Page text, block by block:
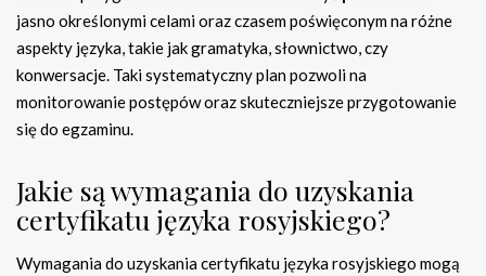
jasno określonymi celami oraz czasem poświęconym na różne
aspekty języka, takie jak gramatyka, słownictwo, czy
konwersacje. Taki systematyczny plan pozwoli na
monitorowanie postępów oraz skuteczniejsze przygotowanie
się do egzaminu.
Jakie są wymagania do uzyskania
certyfikatu języka rosyjskiego?
Wymagania do uzyskania certyfikatu języka rosyjskiego mogą